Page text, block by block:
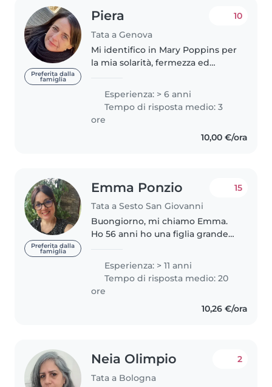
Preferita dalla
famiglia
Piera
Tata a Genova
10
Mi identifico in Mary Poppins per
la mia solarità, fermezza ed
servizio, ho cresciuto i miei 3 figli
con pochi e sani principi..
Esperienza: > 6 anni
Tempo di risposta medio: 3
ore
10,00 €/ora
Preferita dalla
famiglia
Emma Ponzio
Tata a Sesto San Giovanni
15
Buongiorno, mi chiamo Emma.
Ho 56 anni ho una figlia grande
Faccio la Chef da circa otto anni,
quest’anno ho scelto di ampliare
un po’ la mia professione...
Esperienza: > 11 anni
Tempo di risposta medio: 20
ore
10,26 €/ora
Neia Olimpio
Tata a Bologna
2